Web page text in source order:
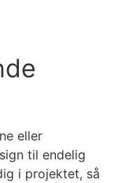
eller
til endelig
i projektet, så